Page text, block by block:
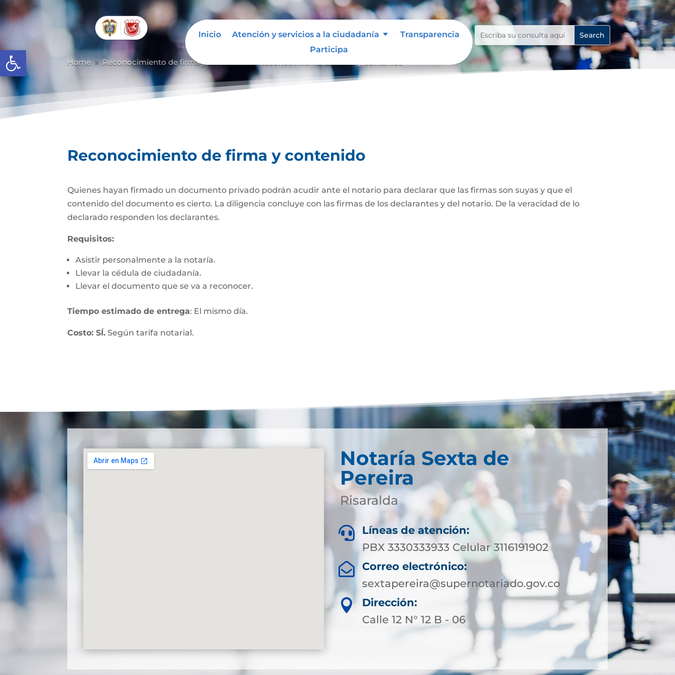
Abrir barra de herramientas
Inicio Atención y servicios a la ciudadanía
Transparencia
Participa
Home 9 Reconocimiento de firma y contenido
Reconocimiento de firma y contenido
Quienes hayan firmado un documento privado podrán acudir ante el notario para declarar que las firmas son suyas y que el
contenido del documento es cierto. La diligencia concluye con las firmas de los declarantes y del notario. De la veracidad de lo
declarado responden los declarantes.
Requisitos:
Asistir personalmente a la notaría.
Llevar la cédula de ciudadanía.
Llevar el documento que se va a reconocer.
Tiempo estimado de entrega: El mismo día.
Costo: SÍ. Según tarifa notarial.
Notaría Sexta de
Pereira
Risaralda

Líneas de atención:
PBX 3330333933 Celular 3116191902

Correo electrónico:
sextapereira@supernotariado.gov.co

Dirección:
Calle 12 N° 12 B - 06